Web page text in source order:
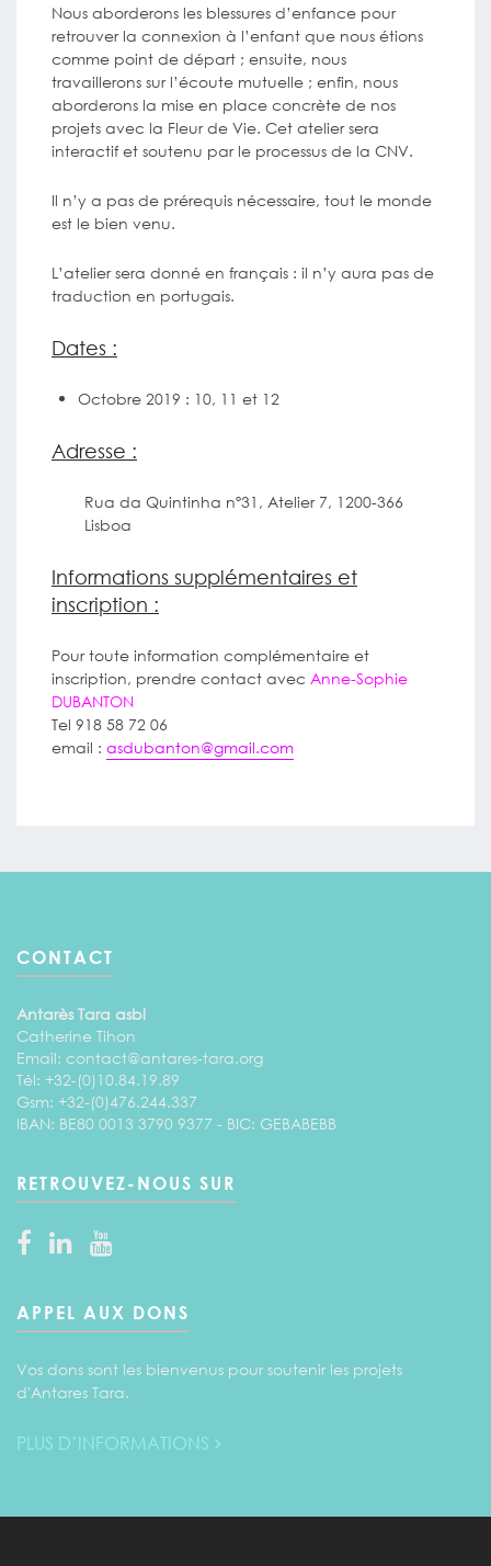
Nous aborderons les blessures d’enfance pour
retrouver la connexion à l’enfant que nous étions
comme point de départ ; ensuite, nous
travaillerons sur l’écoute mutuelle ; enfin, nous
aborderons la mise en place concrète de nos
projets avec la Fleur de Vie. Cet atelier sera
interactif et soutenu par le processus de la CNV.
Il n’y a pas de prérequis nécessaire, tout le monde
est le bien venu.
L’atelier sera donné en français : il n’y aura pas de
traduction en portugais.
Dates :
Octobre 2019 : 10, 11 et 12
Adresse :
Rua da Quintinha nº31, Atelier 7, 1200-366
Lisboa
Informations supplémentaires et
inscription :
Pour toute information complémentaire et
inscription, prendre contact avec Anne-Sophie
DUBANTON
Tel 918 58 72 06
email : asdubanton@gmail.com
CONTACT
Antarès Tara asbl
Catherine Tihon
Email: contact@antares-tara.org
Tél: +32-(0)10.84.19.89
Gsm: +32-(0)476.244.337
IBAN: BE80 0013 3790 9377 - BIC: GEBABEBB
RETROUVEZ-NOUS SUR
APPEL AUX DONS
Vos dons sont les bienvenus pour soutenir les projets
d'Antares Tara.
PLUS D’INFORMATIONS